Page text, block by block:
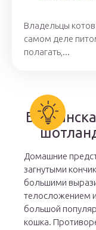
Владельцы
самом деле
полагать,...
Домашние
загнутыми
большими
телосложением
большой
кошка.